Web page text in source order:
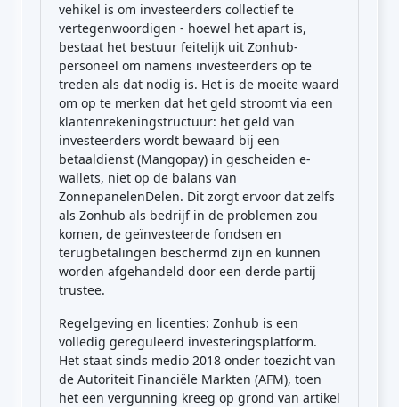
vehikel is om investeerders collectief te
vertegenwoordigen - hoewel het apart is,
bestaat het bestuur feitelijk uit Zonhub-
personeel om namens investeerders op te
treden als dat nodig is. Het is de moeite waard
om op te merken dat het geld stroomt via een
klantenrekeningstructuur: het geld van
investeerders wordt bewaard bij een
betaaldienst (Mangopay) in gescheiden e-
wallets, niet op de balans van
ZonnepanelenDelen. Dit zorgt ervoor dat zelfs
als Zonhub als bedrijf in de problemen zou
komen, de geïnvesteerde fondsen en
terugbetalingen beschermd zijn en kunnen
worden afgehandeld door een derde partij
trustee.
Regelgeving en licenties: Zonhub is een
volledig gereguleerd investeringsplatform.
Het staat sinds medio 2018 onder toezicht van
de Autoriteit Financiële Markten (AFM), toen
het een vergunning kreeg op grond van artikel